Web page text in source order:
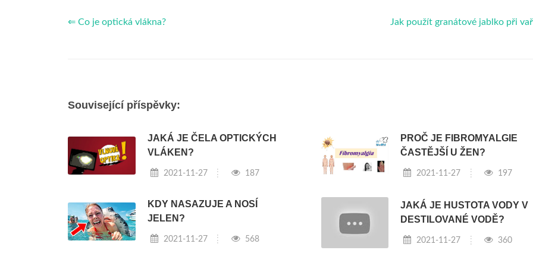
⇐ Co je optická vlákna? Jak použít granátové jablko při
Související příspěvky:
JAKÁ JE ČELA OPTICKÝCH
VLÁKEN?
2021-11-27 187
PROČ JE FIBROMYALGIE
ČASTĚJŠÍ U ŽEN?
2021-11-27 197
KDY NASAZUJE A NOSÍ
JELEN?
2021-11-27 568
JAKÁ JE HUSTOTA VODY V
DESTILOVANÉ VODĚ?
2021-11-27 360